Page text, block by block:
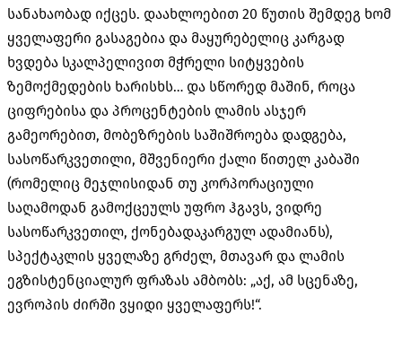
სანახაობად იქცეს. დაახლოებით 20 წუთის შემდეგ ხომ
ყველაფერი გასაგებია და მაყურებელიც კარგად
ხვდება სკალპელივით მჭრელი სიტყვების
ზემოქმედების ხარისხს… და სწორედ მაშინ, როცა
ციფრებისა და პროცენტების ლამის ასჯერ
გამეორებით, მობეზრების საშიშროება დადგება,
სასოწარკვეთილი, მშვენიერი ქალი წითელ კაბაში
(რომელიც მეჯლისიდან თუ კორპორაციული
საღამოდან გამოქცეულს უფრო ჰგავს, ვიდრე
სასოწარკვეთილ, ქონებადაკარგულ ადამიანს),
სპექტაკლის ყველაზე გრძელ, მთავარ და ლამის
ეგზისტენციალურ ფრაზას ამბობს: „აქ, ამ სცენაზე,
ევროპის ძირში ვყიდი ყველაფერს!“.